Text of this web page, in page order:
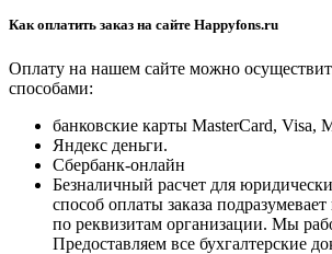
Как оплатить заказ на сайте Happyfons.ru
Оплату на нашем сайте можно
способами:
банковские карты MasterCard, Visa,
Яндекс деньги.
Сбербанк-онлайн
Безналичный расчет для
способ оплаты заказа
по реквизитам организации. Мы
Предоставляем все бухгалтерские